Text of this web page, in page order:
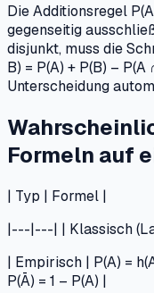
Die Additionsregel
gegenseitig
disjunkt, muss die
B) = P(A) + P(B) –
Unterscheidung
Formeln auf
| Typ | Formel |
|---|---| | Klassisch
| Empirisch | P(A) =
P(Ā) = 1 – P(A) |